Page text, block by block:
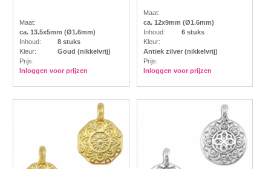
Maat:
ca. 13.5x5mm (Ø1.6mm)
Inhoud:
8 stuks
Kleur:
Goud (nikkelvrij)
Prijs:
Inloggen voor prijzen
Maat:
ca. 12x9mm (Ø1.6mm)
Inhoud:
6 stuks
Kleur:
Antiek zilver (nikkelvrij)
Prijs:
Inloggen voor prijzen